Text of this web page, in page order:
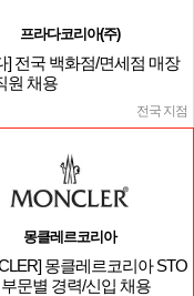
프라다코리아(주)
] 전국 백화점/면세점 매장
원 채용
전국 지점
몽클레르코리아
몽클레르코리아 STO
문별 경력/신입 채용